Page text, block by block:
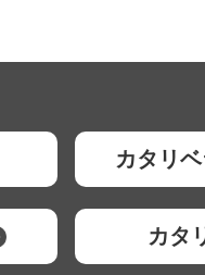
カタリ
カタ